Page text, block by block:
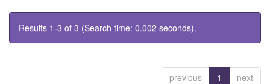
Results 1-3 of 3 (Search time: 0.002 seconds).
previous 1 next